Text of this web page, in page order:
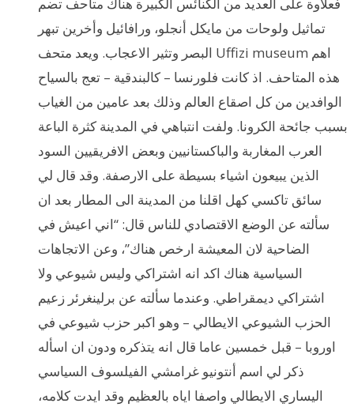
فعلاوة على العديد من الكنائس الكبيرة هناك متاحف تضم
تماثيل ولوحات من مايكل أنجلو، ورافائيل وأخرين تبهر
البصر وتثير الاعجاب. ويعد متحف Uffizi museum اهم
هذه المتاحف. اذ كانت فلورنسا – كالبندقية – تعج بالسياح
الوافدين من كل اصقاع العالم وذلك بعد عامين من الغياب
بسبب جائحة الكرونا. ولفت انتباهي في المدينة كثرة الباعة
العرب المغاربة والباكستانيين وبعض الافريقيين السود
الذين يبيعون اشياء بسيطة على الارصفة. وقد قال لي
سائق تاكسي كهل اقلنا من المدينة الى المطار بعد ان
سألته عن الوضع الاقتصادي للناس قال: “اني اعيش في
الضاحية لان المعيشة ارخص هناك”، وعن الاتجاهات
السياسية هناك اكد انه اشتراكي وليس شيوعي ولا
اشتراكي ديمقراطي. وعندما سألته عن برلينغرئر زعيم
الحزب الشيوعي الايطالي – وهو اكبر حزب شيوعي في
اوروبا – قبل خمسين عاما قال انه يتذكره ودون ان اسأله
ذكر لي اسم أنتونيو غرامشي الفيلسوف السياسي
اليساري الايطالي واصفا اياه بالعظيم وقد ايدت كلامه،